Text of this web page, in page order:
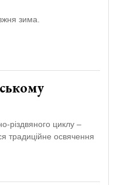
зима.
різдвяного циклу –
традиційне освячення